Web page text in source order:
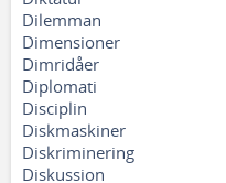
Dilemman
Dimensioner
Dimridåer
Diplomati
Disciplin
Diskmaskiner
Diskriminering
Diskussion